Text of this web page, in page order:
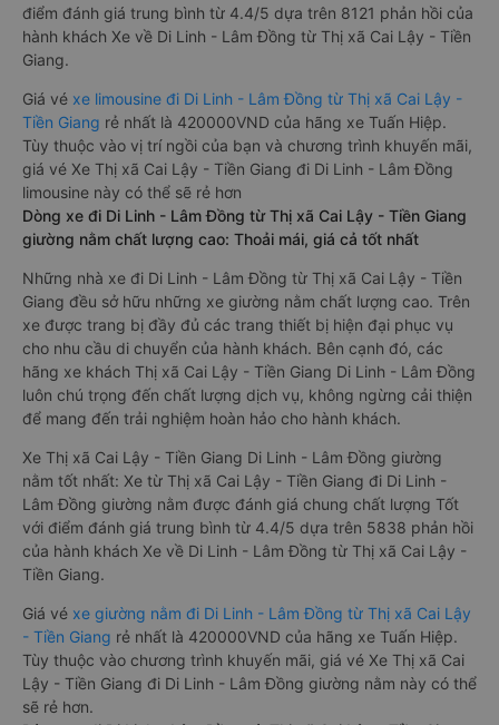
điểm đánh giá trung bình từ 4.4/5 dựa trên 8121 phản hồi của
hành khách Xe về Di Linh - Lâm Đồng từ Thị xã Cai Lậy - Tiền
Giang.
Giá vé xe limousine đi Di Linh - Lâm Đồng từ Thị xã Cai Lậy -
Tiền Giang rẻ nhất là 420000VND của hãng xe Tuấn Hiệp.
Tùy thuộc vào vị trí ngồi của bạn và chương trình khuyến mãi,
giá vé Xe Thị xã Cai Lậy - Tiền Giang đi Di Linh - Lâm Đồng
limousine này có thể sẽ rẻ hơn
Dòng xe đi Di Linh - Lâm Đồng từ Thị xã Cai Lậy - Tiền Giang
giường nằm chất lượng cao: Thoải mái, giá cả tốt nhất
Những nhà xe đi Di Linh - Lâm Đồng từ Thị xã Cai Lậy - Tiền
Giang đều sở hữu những xe giường nằm chất lượng cao. Trên
xe được trang bị đầy đủ các trang thiết bị hiện đại phục vụ
cho nhu cầu di chuyển của hành khách. Bên cạnh đó, các
hãng xe khách Thị xã Cai Lậy - Tiền Giang Di Linh - Lâm Đồng
luôn chú trọng đến chất lượng dịch vụ, không ngừng cải thiện
để mang đến trải nghiệm hoàn hảo cho hành khách.
Xe Thị xã Cai Lậy - Tiền Giang Di Linh - Lâm Đồng giường
nằm tốt nhất: Xe từ Thị xã Cai Lậy - Tiền Giang đi Di Linh -
Lâm Đồng giường nằm được đánh giá chung chất lượng Tốt
với điểm đánh giá trung bình từ 4.4/5 dựa trên 5838 phản hồi
của hành khách Xe về Di Linh - Lâm Đồng từ Thị xã Cai Lậy -
Tiền Giang.
Giá vé xe giường nằm đi Di Linh - Lâm Đồng từ Thị xã Cai Lậy
- Tiền Giang rẻ nhất là 420000VND của hãng xe Tuấn Hiệp.
Tùy thuộc vào chương trình khuyến mãi, giá vé Xe Thị xã Cai
Lậy - Tiền Giang đi Di Linh - Lâm Đồng giường nằm này có thể
sẽ rẻ hơn.